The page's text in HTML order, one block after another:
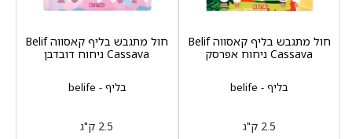
בליף - belife
חול מתגבש בליף קאסווה Belif
Cassava ניחוח אפרסק
2.5 ק"ג
בליף - belife
חול מתגבש בליף קאסווה Belif
Cassava ניחוח דובדבן
2.5 ק"ג